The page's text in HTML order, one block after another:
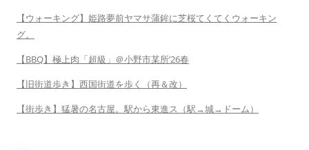
【ウォーキング】姫路夢前ヤマサ蒲鉾に芝桜てくてくウォーキン
グ。
【BBQ】極上肉「超級」＠小野市某所’26春
【旧街道歩き】西国街道を歩く（再＆改）
【街歩き】猛暑の名古屋。駅から東進ス（駅→城→ドーム）